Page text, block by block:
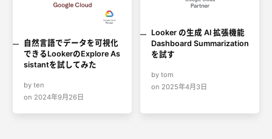
自然言語でデータを可視化
できるLookerのExplore As
sistantを試してみた
by ten
on 2024年9月26日
Looker の生成 AI 拡張機能
Dashboard Summarization
を試す
by tom
on 2025年4月3日